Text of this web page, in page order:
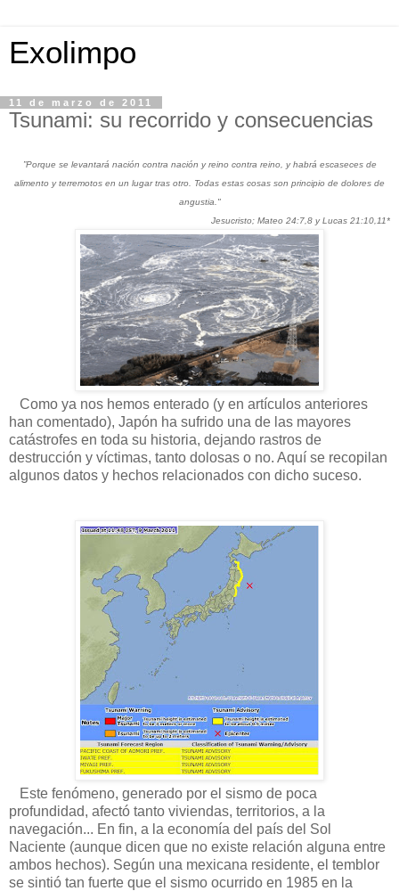
Exolimpo
11 de marzo de 2011
Tsunami: su recorrido y consecuencias
”Porque se levantará nación contra nación y reino contra reino, y habrá escaseces de
alimento y terremotos en un lugar tras otro. Todas estas cosas son principio de dolores de
angustia."
Jesucristo; Mateo 24:7,8 y Lucas 21:10,11*
Como ya nos hemos enterado (y en artículos anteriores
han comentado), Japón ha sufrido una de las mayores
catástrofes en toda su historia, dejando rastros de
destrucción y víctimas, tanto dolosas o no. Aquí se recopilan
algunos datos y hechos relacionados con dicho suceso.
Este fenómeno, generado por el sismo de poca
profundidad, afectó tanto viviendas, territorios, a la
navegación... En fin, a la economía del país del Sol
Naciente (aunque dicen que no existe relación alguna entre
ambos hechos). Según una mexicana residente, el temblor
se sintió tan fuerte que el sismo ocurrido en 1985 en la